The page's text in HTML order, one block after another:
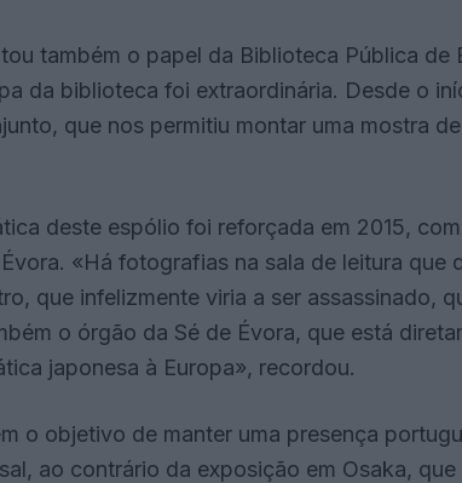
também o papel da Biblioteca Pública de
da biblioteca foi extraordinária. Desde o
que nos permitiu montar uma mostra
deste espólio foi reforçada em 2015,
«Há fotografias na sala de leitura que
que infelizmente viria a ser assassinado,
o órgão da Sé de Évora, que está
japonesa à Europa», recordou.
o objetivo de manter uma presença
ao contrário da exposição em Osaka,